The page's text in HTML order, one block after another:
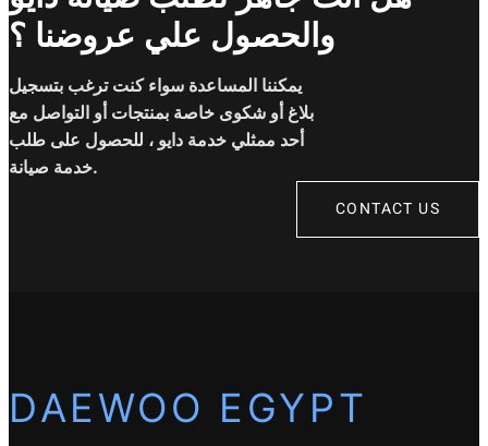
والحصول علي عروضنا ؟
يمكننا المساعدة سواء كنت ترغب بتسجيل
بلاغ أو شكوى خاصة بمنتجات أو التواصل مع
أحد ممثلي خدمة دايو ، للحصول على طلب
خدمة صيانة.
CONTACT US
DAEWOO EGYPT